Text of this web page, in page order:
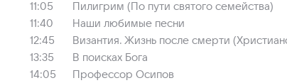
11:05
Пилигрим (По пути святого семейства)
11:40
Наши любимые песни
12:45
Византия. Жизнь после смерти
13:35
В поиcках Бoга
14:05
Профессор Осипов